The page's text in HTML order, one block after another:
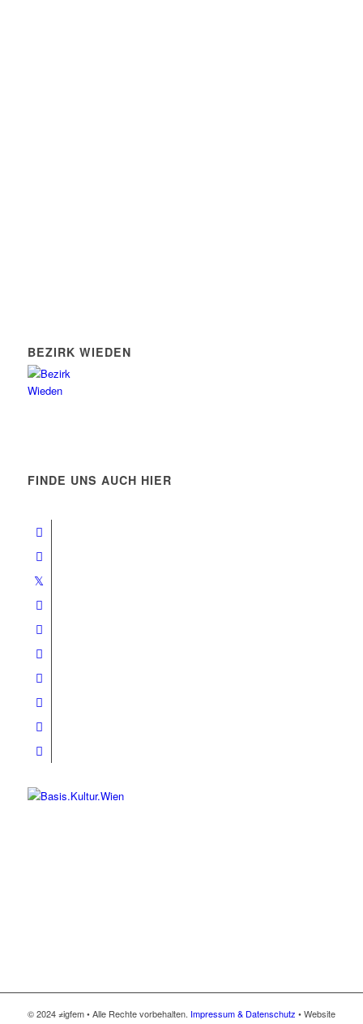
BEZIRK WIEDEN
FINDE UNS AUCH HIER
© 2024 ≠igfem • Alle Rechte vorbehalten. Impressum & Datenschutz • Website